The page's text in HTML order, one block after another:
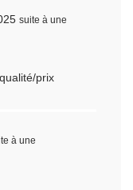
suite à une
prix
à une